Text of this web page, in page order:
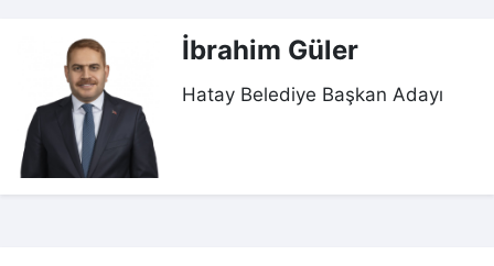
İbrahim Güler
Hatay Belediye Başkan Adayı